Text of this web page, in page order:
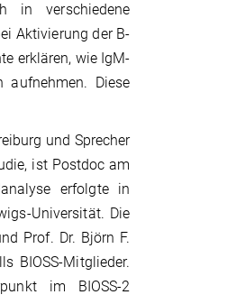
in verschiedene
Aktivierung der B-
erklären, wie IgM-
aufnehmen. Diese
und Sprecher
ist Postdoc am
erfolgte in
Universität. Die
Prof. Dr. Björn F.
BIOSS-Mitglieder.
im BIOSS-2